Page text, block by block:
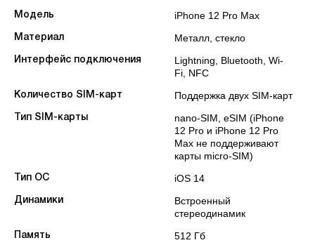
Модель iPhone 12 Pro Max
Материал Металл, стекло
Интерфейс подключения
Lightning, Bluetooth, Wi-
Fi, NFC
Количество SIM-карт Поддержка двух SIM‑карт
Тип SIM-карты
nano‑SIM, eSIM (iPhone
12 Pro и iPhone 12 Pro
Max не поддерживают
карты micro‑SIM)
Тип ОС iOS 14
Динамики
Встроенный
стереодинамик
Память 512 Гб